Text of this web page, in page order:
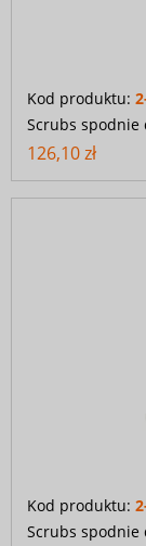
Kod produktu:
Scrubs spodnie
126,10 zł
Kod produktu:
Scrubs spodnie